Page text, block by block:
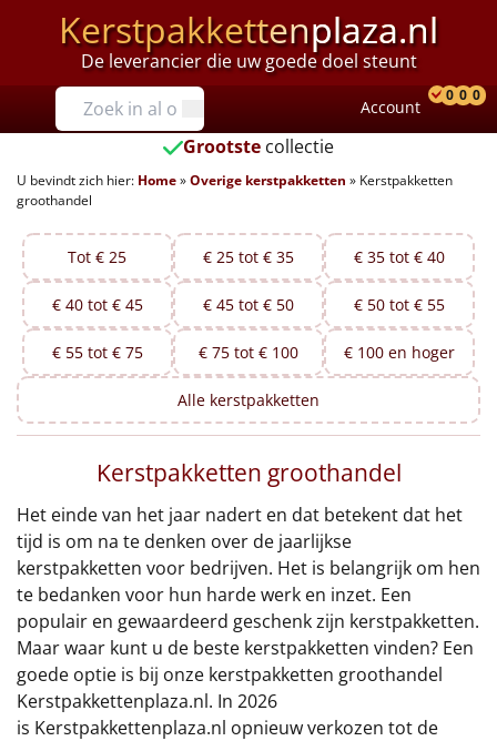
Kerstpakkettenplaza.nl
De leverancier die uw goede doel steunt
Prijzen
Tot €25
€25 tot €35
€35 tot €40
€40 tot €45
€45 tot €50
€50 tot €55
€75 tot €100
€100 en hoger
Alle kerstpakketten 2026
Thema
Origineel
Account
0 0 0
Grootste collectie
U bevindt zich hier: Home»Overige kerstpakketten » Kerstpakketten
groothandel
Tot € 25 € 25 tot € 35 € 35 tot € 40
€ 40 tot € 45 € 45 tot € 50 € 50 tot € 55
€ 55 tot € 75 € 75 tot € 100 € 100 en hoger
Alle kerstpakketten
Kerstpakketten groothandel
Het einde van het jaar nadert en dat betekent dat het
tijd is om na te denken over de jaarlijkse
kerstpakketten voor bedrijven. Het is belangrijk om hen
te bedanken voor hun harde werk en inzet. Een
populair en gewaardeerd geschenk zijn kerstpakketten.
Maar waar kunt u de beste kerstpakketten vinden? Een
goede optie is bij onze kerstpakketten groothandel
Kerstpakkettenplaza.nl. In 2026
is Kerstpakkettenplaza.nl opnieuw verkozen tot de